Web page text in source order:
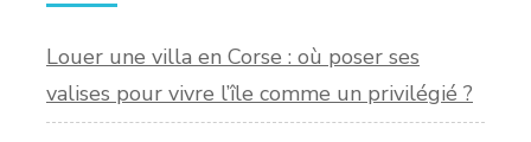
Louer une villa en Corse : où poser ses
valises pour vivre l’île comme un privilégié ?